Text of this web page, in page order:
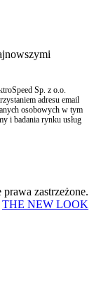
Sp. z o.o.
adresu email
osobowych w tym
i badania rynku usług
zastrzeżone.
THE NEW LOOK